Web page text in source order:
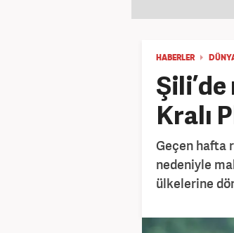
HABERLER
Kralı
Geçen hafta
nedeniyle
ülkelerine